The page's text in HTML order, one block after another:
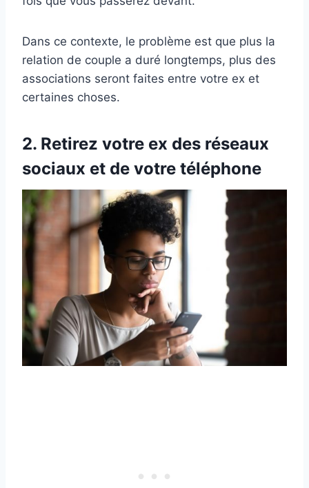
Dans ce contexte, le problème est que plus la
relation de couple a duré longtemps, plus des
associations seront faites entre votre ex et
certaines choses.
2. Retirez votre ex des réseaux
sociaux et de votre téléphone